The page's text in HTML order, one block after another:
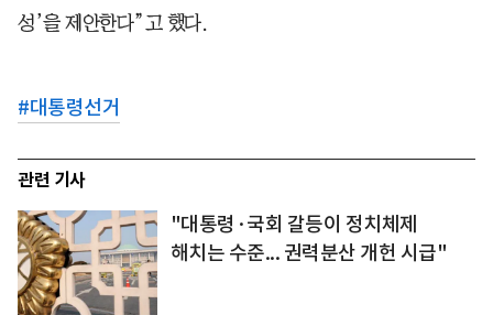
성’을 제안한다”고 했다.
#대통령선거
관련 기사
"대통령·국회 갈등이 정치체제
해치는 수준... 권력분산 개헌 시급"